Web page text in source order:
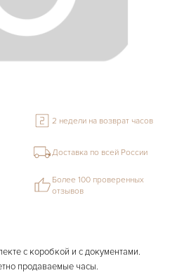
с коробкой и с документами.
продаваемые часы.
2 недели на возврат часов
Доставка по всей России
Более 100 проверенных
отзывов